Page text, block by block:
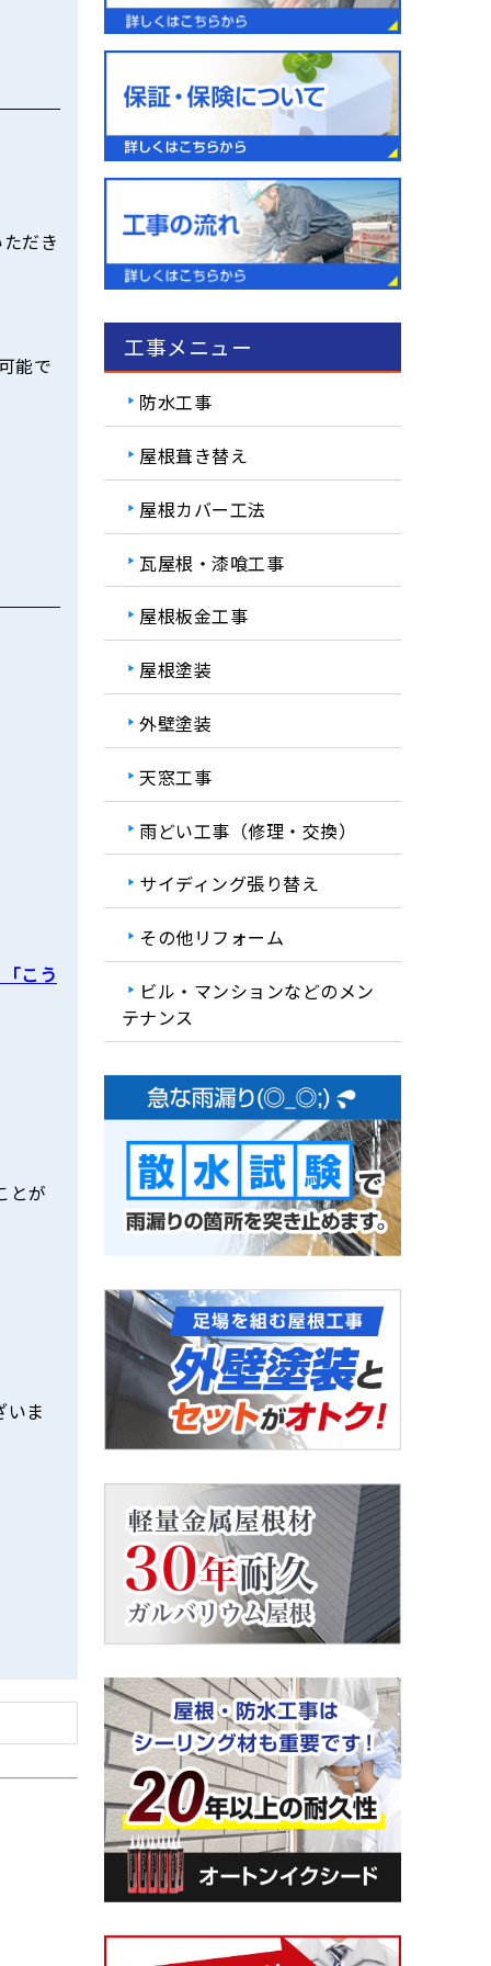
だき
能で
こう
とが
いま
工事メニュー
防水工事
屋根葺き替え
屋根カバー工法
瓦屋根・漆喰工事
屋根板金工事
屋根塗装
外壁塗装
天窓工事
雨どい工事（修理・交換）
サイディング張り替え
その他リフォーム
ビル・マンションなどのメン
テナンス